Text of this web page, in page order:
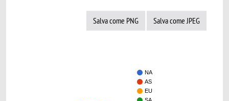
Salva come PNG Salva come JPEG
NA
AS
EU